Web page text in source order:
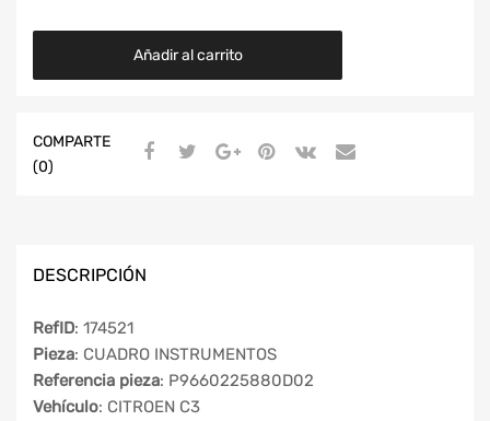
Añadir al carrito
COMPARTE
(0)
DESCRIPCIÓN
RefID: 174521
Pieza: CUADRO INSTRUMENTOS
Referencia pieza: P9660225880D02
Vehículo: CITROEN C3